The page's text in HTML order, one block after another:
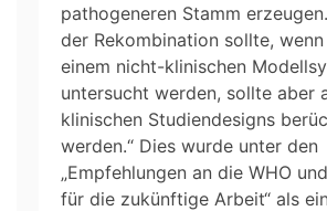
pathogeneren Stamm
der Rekombination sollte,
einem nicht-klinischen
untersucht werden, sollte aber
klinischen Studiendesigns
werden.“ Dies wurde unter den
„Empfehlungen an die WHO
für die zukünftige Arbeit“ als